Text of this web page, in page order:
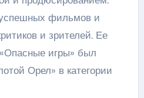
фильмов и
и зрителей. Ее
игры» был
Орел» в категории